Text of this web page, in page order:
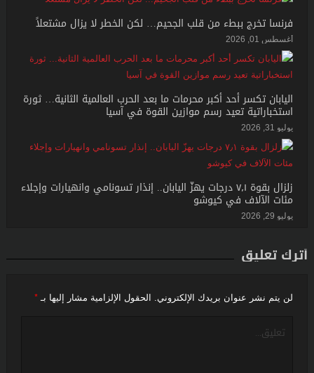
فرنسا تخرج ببطء من قلب الجحيم… لكن الخطر لا يزال مشتعلاً
أغسطس 01, 2026
اليابان تكسر أحد أكبر محرمات ما بعد الحرب العالمية الثانية… ثورة
استخباراتية تعيد رسم موازين القوة في آسيا
يوليو 31, 2026
زلزال بقوة ٧٫١ درجات يهزّ اليابان.. إنذار تسونامي وانهيارات وإجلاء
مئات الآلاف في كيوشو
يوليو 29, 2026
أترك تعليق
لن يتم نشر عنوان بريدك الإلكتروني. الحقول الإلزامية مشار إليها بـ *